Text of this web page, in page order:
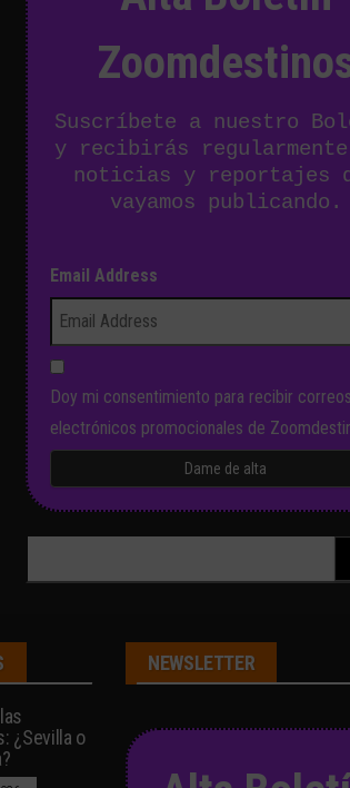
Suscríbete a nuestro
y recibirás
noticias y reportajes
vayamos publicando.
Email Address
Doy mi consentimiento para recibir correos
electrónicos promocionales de
¿Sevilla o
NEWSLETTER